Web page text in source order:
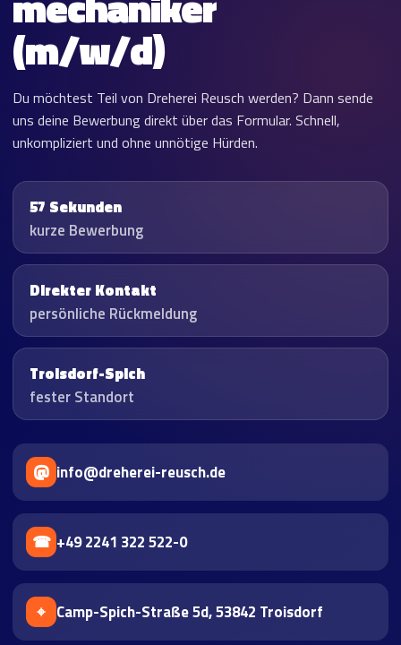
(m/w/d)
Du möchtest Teil von Dreherei Reusch werden? Dann sende
uns deine Bewerbung direkt über das Formular. Schnell,
unkompliziert und ohne unnötige Hürden.
57 Sekunden
kurze Bewerbung
Direkter Kontakt
persönliche Rückmeldung
Troisdorf-Spich
fester Standort
@ info@dreherei-reusch.de
☎ +49 2241 322 522-0
⌖ Camp-Spich-Straße 5d, 53842 Troisdorf